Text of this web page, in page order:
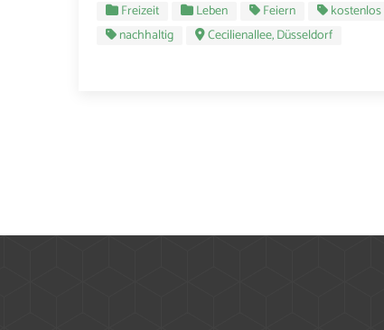
Freizeit Leben Feiern
kostenlos
nachhaltig
Cecilienallee, Düsseldorf